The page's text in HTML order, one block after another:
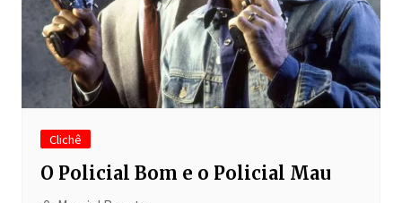
Clichê
O Policial Bom e o Policial Mau